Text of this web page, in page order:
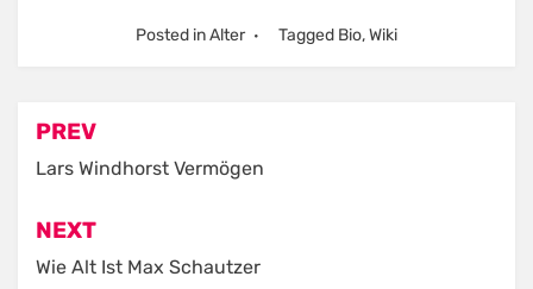
Posted inAlter Tagged Bio,Wiki
Post
navigation
PREV
Lars Windhorst Vermögen
NEXT
Wie Alt Ist Max Schautzer